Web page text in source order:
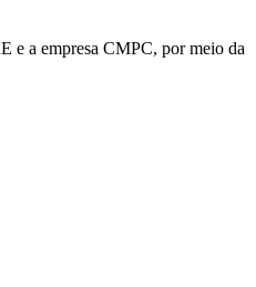
e a empresa CMPC, por meio da